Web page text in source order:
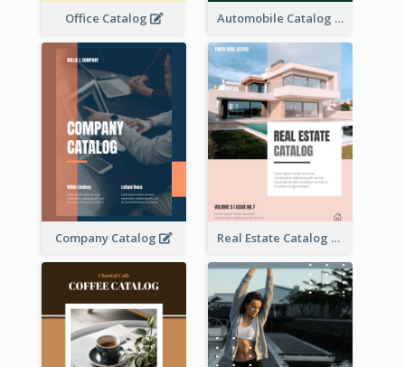
Office Catalog Automobile Catalog
Company Catalog Real Estate Catalog